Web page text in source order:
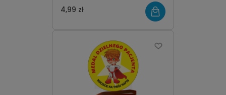
4,99 zł